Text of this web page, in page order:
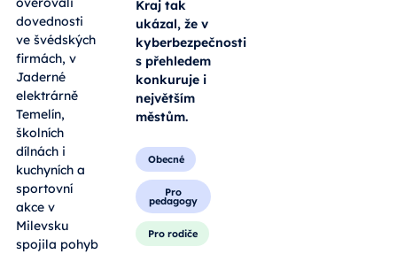
dovednosti
ve švédských
firmách, v
Jaderné
elektrárně
Temelín,
školních
dílnách i
kuchyních a
sportovní
akce v
Milevsku
spojila pohyb
Kraj tak
ukázal, že v
kyberbezpečnosti
s přehledem
konkuruje i
největším
městům.
Obecné
Pro
pedagogy
Pro rodiče